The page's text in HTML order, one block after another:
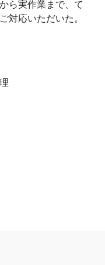
ら実作業まで、て
対応いただいた。